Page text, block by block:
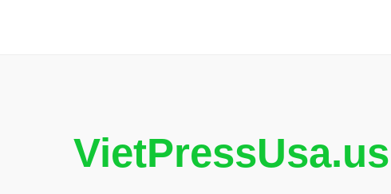
VietPressUsa.us